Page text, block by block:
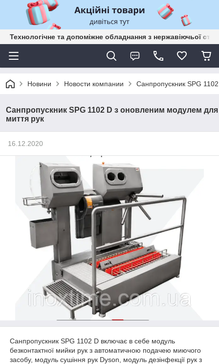
Технологічне та допоміжне обладнання з нержавіючьої
Новини Новости компании Санпропускник SPG
Санпропускник SPG 1102 D з оновленим модулем для
миття рук
16.12.2020
Санпропускник SPG 1102 D включає в себе модуль
безконтактної мийки рук з автоматичною подачею миючого
засобу, модуль сушіння рук Dyson, модуль дезінфекції рук з